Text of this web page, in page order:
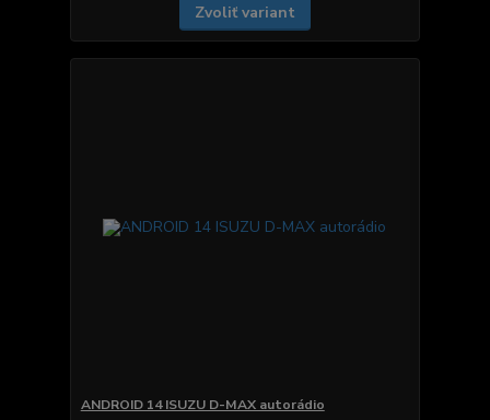
Zvoliť variant
ANDROID 14 ISUZU D-MAX autorádio